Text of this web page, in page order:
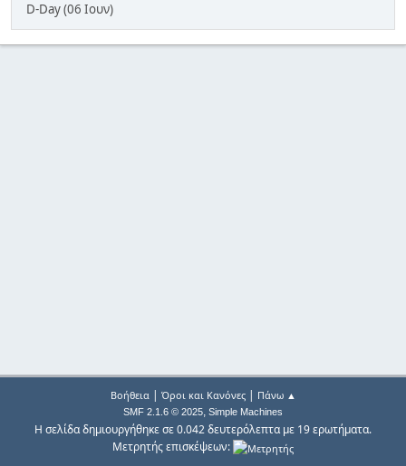
D-Day (06 Ιουν)
Βοήθεια| Όροι και Κανόνες| Πάνω ▲
SMF 2.1.6 © 2025, Simple Machines
Η σελίδα δημιουργήθηκε σε 0.042 δευτερόλεπτα με 19 ερωτήματα.
Μετρητής επισκέψεων: